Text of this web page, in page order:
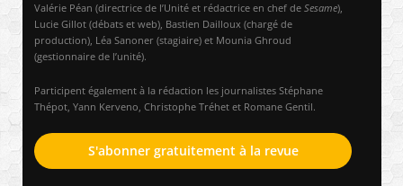
Valérie Péan (directrice de l’Unité et rédactrice en chef de Sesame),
Lucie Gillot (débats et web), Bastien Dailloux (chargé de
production), Léa Sanoner (stagiaire) et Mounia Ghroud
(gestionnaire de l’unité).
Participent également à la rédaction les journalistes Stéphane
Thépot, Yann Kerveno, Christophe Tréhet et Romane Gentil.
S'abonner gratuitement à la revue